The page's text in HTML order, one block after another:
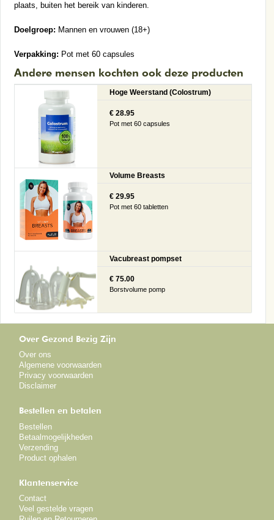
plaats, buiten het bereik van kinderen.
Doelgroep: Mannen en vrouwen (18+)
Verpakking: Pot met 60 capsules
Andere mensen kochten ook deze producten
Hoge Weerstand (Colostrum)
€ 28.95
Pot met 60 capsules
Volume Breasts
€ 29.95
Pot met 60 tabletten
Vacubreast pompset
€ 75.00
Borstvolume pomp
Over Gezond Bezig Zijn
Over ons
Algemene voorwaarden
Privacy voorwaarden
Disclaimer
Bestellen en betalen
Bestellen
Betaalmogelijkheden
Verzending
Product ophalen
Klantenservice
Contact
Veel gestelde vragen